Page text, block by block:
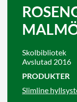
Skolbibliotek
Avslutad 2016
PRODUKTER
Slimline